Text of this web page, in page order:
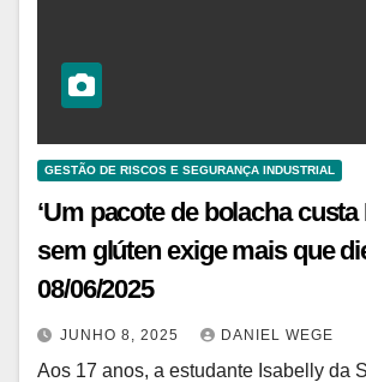
GESTÃO DE RISCOS E SEGURANÇA INDUSTRIAL
‘Um pacote de bolacha custa
sem glúten exige mais que
08/06/2025
JUNHO 8, 2025 DANIEL WEGE
Aos 17 anos, a estudante Isabelly da